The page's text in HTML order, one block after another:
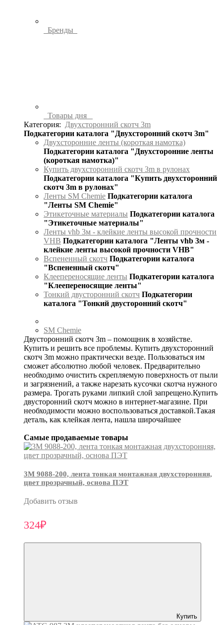
Бренды
Товары дня
Категория:
Двухсторонний скотч 3m
Подкатегории каталога "Двухсторонний скотч 3m"
Двухсторонние ленты (короткая намотка)
Подкатегории каталога "Двухсторонние ленты
(короткая намотка)"
Купить двухсторонний скотч 3m в рулонах
Подкатегории каталога "Купить двухсторонний
скотч 3m в рулонах"
Ленты SM Chemie Подкатегории каталога
"Ленты SM Chemie"
Этикеточные материалы Подкатегории каталога
"Этикеточные материалы"
Ленты vhb 3м - клейкие ленты высокой прочности
VHB Подкатегории каталога "Ленты vhb 3м -
клейкие ленты высокой прочности VHB"
Вспененный скотч Подкатегории каталога
"Вспененный скотч"
Клеепереносящие ленты Подкатегории каталога
"Клеепереносящие ленты"
Тонкий двусторонний скотч Подкатегории
каталога "Тонкий двусторонний скотч"
SM Chemie
Двусторонний скотч 3m – помощник в хозяйстве.
Купить и решить все проблемы. Купить двухсторонний
скотч 3m можно практически везде. Пользоваться им
сможет абсолютно любой человек. Предварительно
необходимо очистить скрепляемую поверхность от пыли
и загрязнений, а также нарезать кусочки скотча нужного
размера. Трогать руками липкий слой запрещено.Купить
двусторонний скотч можно в интернет-магазине. При
необходимости можно воспользоваться доставкой.Такая
деталь, как клейкая лента, нашла широчайшее
Самые продаваемые товары
3М 9088-200, лента тонкая монтажная двухсторонняя,
цвет прозрачный, основа ПЭТ
Добавить отзыв
324₽
Купить